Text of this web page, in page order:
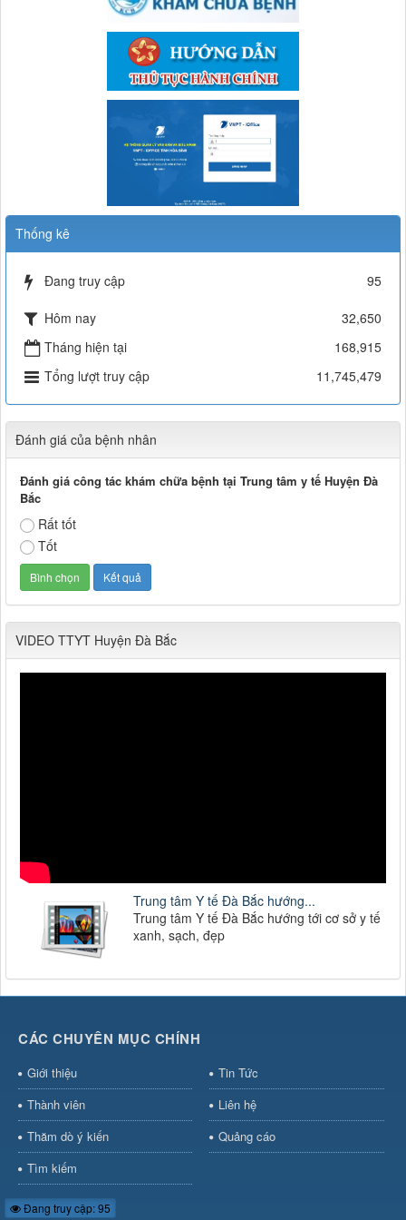
thông báo về việc khám chữa bệnh dịch vụ ngoài giờ
Thời gian đăng: 08/05/2026
lượt xem: 715 | lượt tải:69
Thống kê
Đang truy cập 95
Hôm nay
32,650
Tháng hiện tại
168,915
Tổng lượt truy cập
11,745,479
Đánh giá của bệnh nhân
Đánh giá công tác khám chữa bệnh tại Trung tâm y tế Huyện Đà
Bắc
Rất tốt
Tốt
VIDEO TTYT Huyện Đà Bắc
Trung tâm Y tế Đà Bắc hướng...
Trung tâm Y tế Đà Bắc hướng tới cơ sở y tế
xanh, sạch, đẹp
CÁC CHUYÊN MỤC CHÍNH
Giới thiệu
Tin Tức
Thành viên
Liên hệ
Thăm dò ý kiến
Quảng cáo
Tìm kiếm
Đang truy cập: 95